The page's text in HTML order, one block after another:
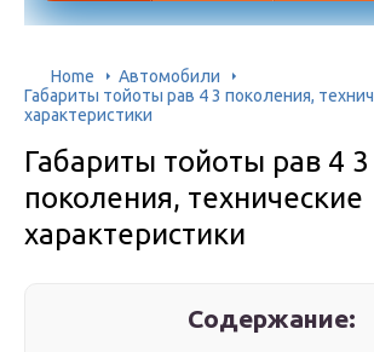
Home
Автомобили
Габариты тойоты рав 4 3 поколения,
характеристики
Габариты тойоты рав 4 3
поколения, технические
характеристики
Содержание: